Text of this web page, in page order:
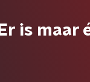
Er is maar